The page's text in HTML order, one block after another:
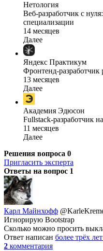
Нетология
Веб-разработчик с
специализации
14 месяцев
Далее
Яндекс Практикум
Фронтенд-
13 месяцев
Далее
Академия Эдюсон
Fullstack-разработчик
11 месяцев
Далее
Решения вопроса 0
Пригласить эксперта
Ответы на вопрос 1
Карл Майнхофф
Игнорирую Bootstrap
Сколько можно просить
Ответ написан более трёх
2 комментария